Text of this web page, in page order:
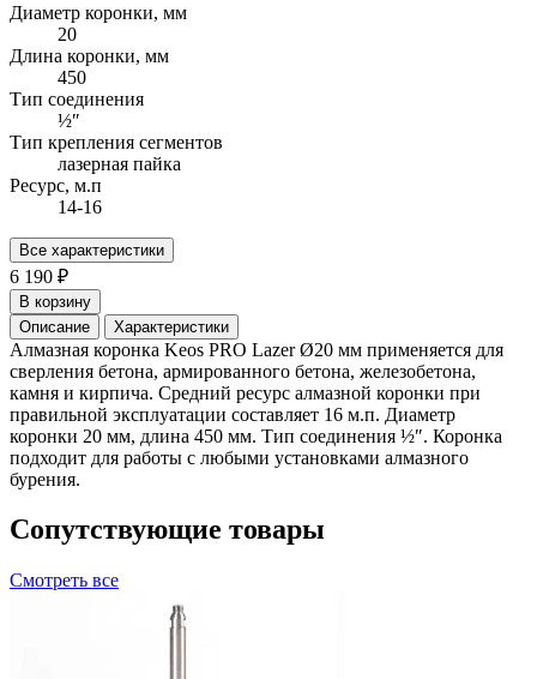
Диаметр коронки, мм
20
Длина коронки, мм
450
Тип соединения
½″
Тип крепления сегментов
лазерная пайка
Ресурс, м.п
14-16
Все характеристики
6 190 ₽
В корзину
Описание
Характеристики
Алмазная коронка Keos PRO Lazer Ø20 мм применяется для
сверления бетона, армированного бетона, железобетона,
камня и кирпича. Средний ресурс алмазной коронки при
правильной эксплуатации составляет 16 м.п. Диаметр
коронки 20 мм, длина 450 мм. Тип соединения ½″. Коронка
подходит для работы с любыми установками алмазного
бурения.
Сопутствующие товары
Смотреть все